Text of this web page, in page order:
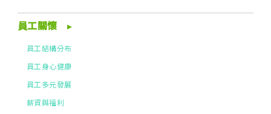
員工關懷
員工結構分布
員工身心健康
員工多元發展
薪資與福利